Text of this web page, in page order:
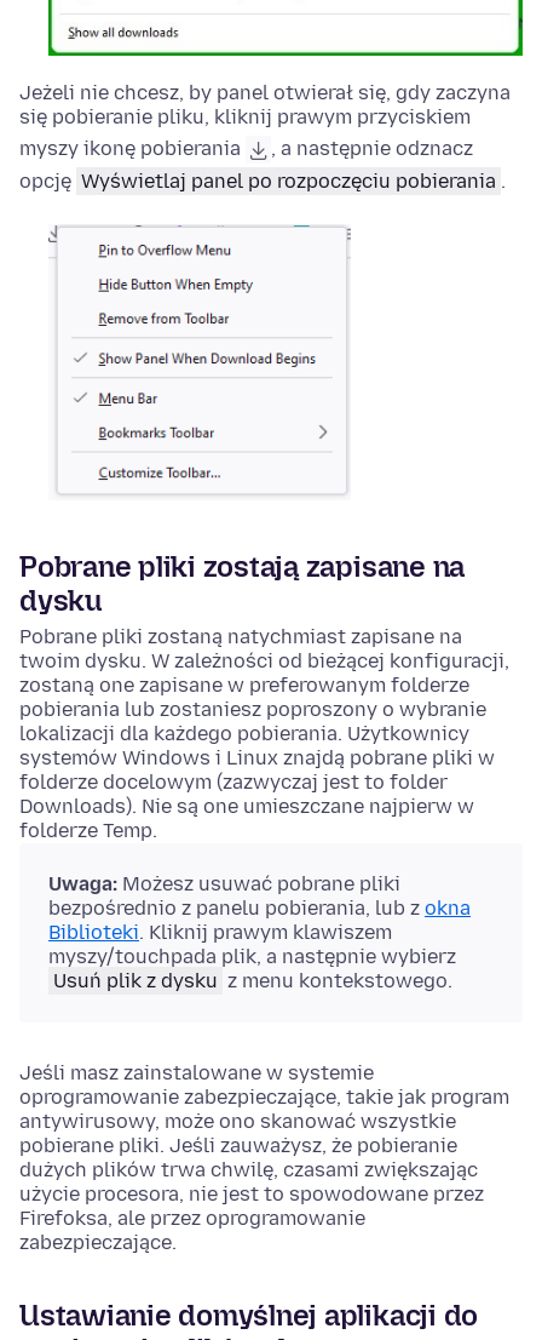
Jeżeli nie chcesz, by panel otwierał się, gdy zaczyna
się pobieranie pliku, kliknij prawym przyciskiem
myszy ikonę pobierania
, a następnie odznacz
opcję Wyświetlaj panel po rozpoczęciu pobierania .
Pobrane pliki zostają zapisane na
dysku
Pobrane pliki zostaną natychmiast zapisane na
twoim dysku. W zależności od bieżącej konfiguracji,
zostaną one zapisane w preferowanym folderze
pobierania lub zostaniesz poproszony o wybranie
lokalizacji dla każdego pobierania. Użytkownicy
systemów Windows i Linux znajdą pobrane pliki w
folderze docelowym (zazwyczaj jest to folder
Downloads). Nie są one umieszczane najpierw w
folderze Temp.
Uwaga: Możesz usuwać pobrane pliki
bezpośrednio z panelu pobierania, lub z okna
Biblioteki. Kliknij prawym klawiszem
myszy/touchpada plik, a następnie wybierz
Usuń plik z dysku z menu kontekstowego.
Jeśli masz zainstalowane w systemie
oprogramowanie zabezpieczające, takie jak program
antywirusowy, może ono skanować wszystkie
pobierane pliki. Jeśli zauważysz, że pobieranie
dużych plików trwa chwilę, czasami zwiększając
użycie procesora, nie jest to spowodowane przez
Firefoksa, ale przez oprogramowanie
zabezpieczające.
Ustawianie domyślnej aplikacji do